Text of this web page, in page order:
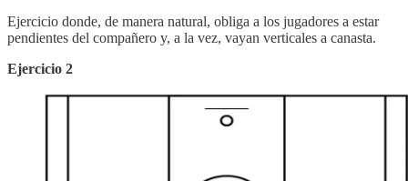
Ejercicio donde, de manera natural, obliga a los jugadores a estar
pendientes del compañero y, a la vez, vayan verticales a canasta.
Ejercicio 2